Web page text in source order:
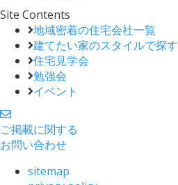
Site Contents
地域密着の住宅会社一覧
建てたい家のスタイルで探す
住宅見学会
勉強会
イベント
ご掲載に関する
お問い合わせ
sitemap